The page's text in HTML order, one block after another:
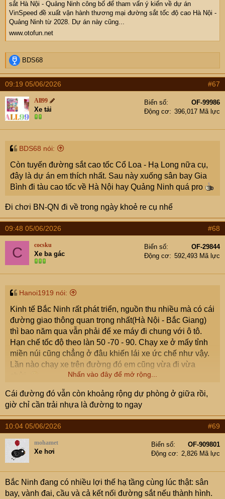
sắt Hà Nội - Quảng Ninh công bố để tham vấn ý kiến về dự án
VinSpeed đề xuất vận hành thương mại đường sắt tốc độ cao Hà Nội -
Quảng Ninh từ 2028. Dự án này cũng...
www.otofun.net
R
e
a
c
t
o
n
s
BDS68
09:19 05/06/2026 #67
All99
Xe tải
Biển số
OF-99986
Động cơ
396,017 Mã lực
BDS68 nói:
Còn tuyến đường sắt cao tốc Cổ Loa - Hạ Long nữa cụ,
đây là dự án em thích nhất. Sau này xuống sân bay Gia
Bình đi tàu cao tốc về Hà Nội hay Quảng Ninh quá pro
Đi chơi BN-QN đi về trong ngày khoẻ re cụ nhể
09:48 05/06/2026 #68
C cocsku
Xe ba gác
Biển số
OF-29844
Động cơ
592,493 Mã lực
Hanoi1919 nói:
Kinh tế Bắc Ninh rất phát triển, nguồn thu nhiều mà có cái
đường giao thông quan trọng nhất(Hà Nội - Bắc Giang)
thì bao năm qua vẫn phải để xe máy đi chung với ô tô.
Hạn chế tốc độ theo làn 50 -70 - 90. Chạy xe ở mấy tỉnh
miền núi cũng chẳng ở đâu khiến lái xe ức chế như vậy.
Lần nào chạy xe trên đường đó em cũng vừa đi vừa
sớm cải tạo mở rộng cái đường đó mà đi cho đỡ khổ và
anh em miền núi đỡ chê.
Nhấn vào đây để mở rộng...
Cái đường đó vẫn còn khoảng rộng dự phòng ở giữa rồi,
giờ chỉ cần trải nhựa là đường to ngay
10:04 05/06/2026 #69
mohamet
Xe hơi
Biển số
OF-909801
Động cơ
2,826 Mã lực
Bắc Ninh đang có nhiều lợi thế hạ tầng cùng lúc thật: sân
bay, vành đai, cầu và cả kết nối đường sắt nếu thành hình.